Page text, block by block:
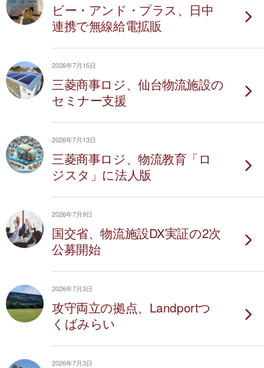
ビー・アンド・プラス、日中
連携で無線給電拡販
2026年7月15日
三菱商事ロジ、仙台物流施設の
セミナー支援
2026年7月13日
三菱商事ロジ、物流教育「ロ
ジスタ」に法人版
2026年7月9日
国交省、物流施設DX実証の2次
公募開始
2026年7月3日
攻守両立の拠点、Landportつ
くばみらい
2026年7月3日